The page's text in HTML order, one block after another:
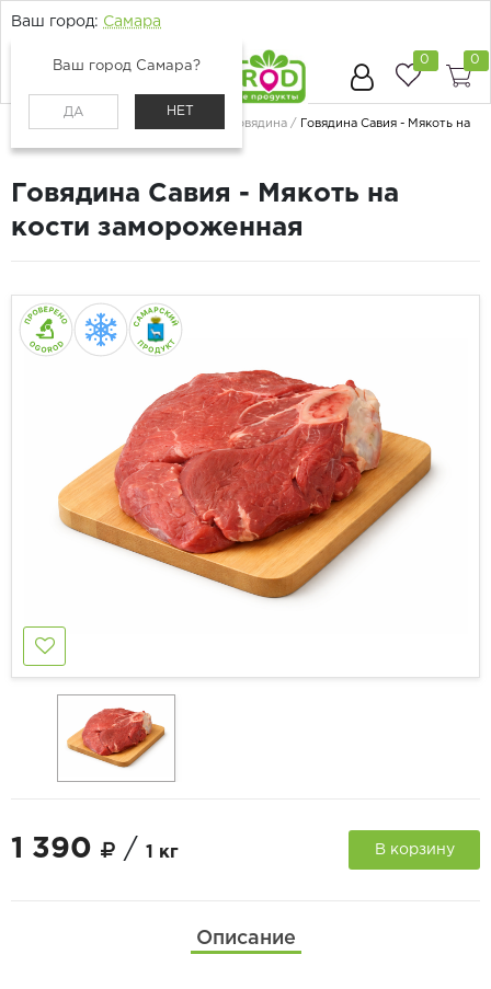
Ваш город: Самара
Ваш город Самара?
ДА НЕТ
0 0
Говядина
Говядина Савия - Мякоть на
Говядина Савия - Мякоть на
кости замороженная
1 390 / 1 кг В корзину
Описание